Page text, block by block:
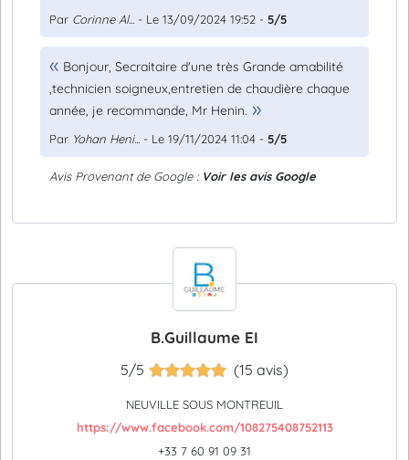
Par Corinne Al... - Le 13/09/2024 19:52 - 5/5
Bonjour, Secraitaire d'une très Grande amabilité
,technicien soigneux,entretien de chaudière chaque
année, je recommande, Mr Henin.
Par Yohan Heni... - Le 19/11/2024 11:04 - 5/5
Avis Provenant de Google : Voir les avis Google
B.Guillaume EI
5/5 (15 avis)
NEUVILLE SOUS MONTREUIL
https://www.facebook.com/108275408752113
+33 7 60 91 09 31